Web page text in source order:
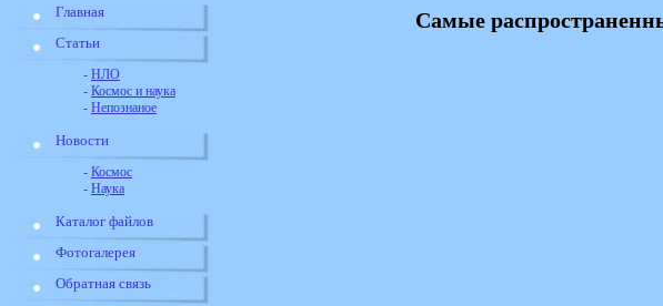
Главная
Статьи
- НЛО
- Космос и наука
- Непознаное
Новости
- Космос
- Наука
Каталог файлов
Фотогалерея
Обратная связь
Самые